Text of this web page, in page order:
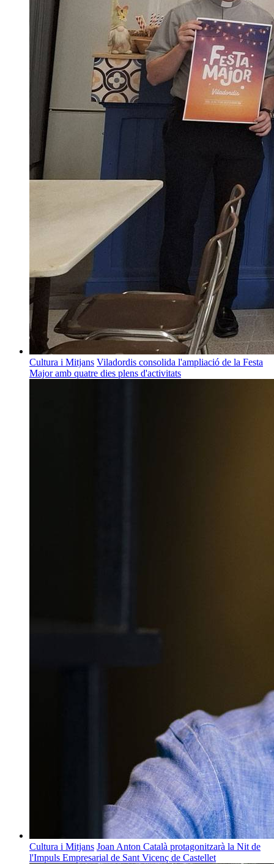
Cultura i Mitjans Viladordis consolida l'ampliació de la Festa
Major amb quatre dies plens d'activitats
Cultura i Mitjans Joan Anton Català protagonitzarà la Nit de
l'Impuls Empresarial de Sant Vicenç de Castellet